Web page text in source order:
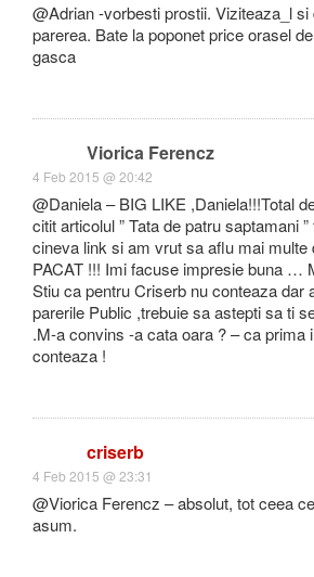
@Adrian -vorbesti prostii. Viziteaza_l si
parerea. Bate la poponet price orasel
gasca
Viorica Ferencz
4 Feb 2015 @ 20:42
@Daniela – BIG LIKE ,Daniela!!!Total
citit articolul ” Tata de patru saptamani
cineva link si am vrut sa aflu mai
PACAT !!! Imi facuse impresie buna …
Stiu ca pentru Criserb nu conteaza dar
parerile Public ,trebuie sa astepti sa ti
.M-a convins -a cata oara ? – ca prima
conteaza !
criserb
4 Feb 2015 @ 23:31
@Viorica Ferencz – absolut, tot ceea
asum.